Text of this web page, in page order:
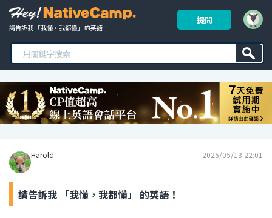
請告訴我 「我懂，我都懂」 的英語！
提問
Harold 2025/05/13 22:01
請告訴我 「我懂，我都懂」 的英語！